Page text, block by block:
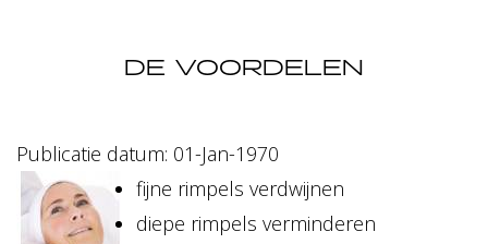
DE VOORDELEN
Publicatie datum: 01-Jan-1970
fijne rimpels verdwijnen
diepe rimpels verminderen